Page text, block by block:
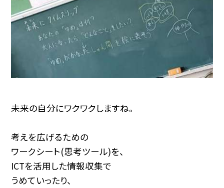
未来の自分にワクワクしますね。
考えを広げるための
ワークシート(思考ツール)を、
ICTを活用した情報収集で
うめていったり、